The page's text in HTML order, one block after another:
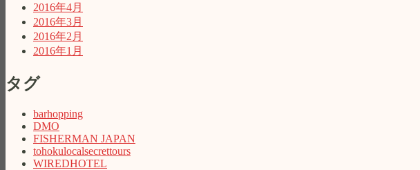
2016年4月
2016年3月
2016年2月
2016年1月
タグ
barhopping
DMO
FISHERMAN JAPAN
tohokulocalsecrettours
WIREDHOTEL